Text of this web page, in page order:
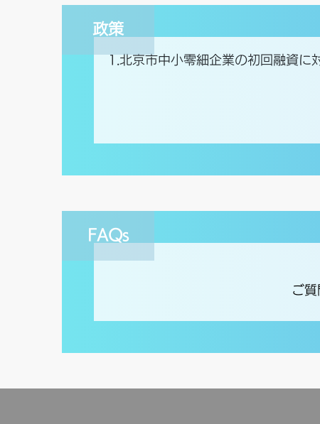
政策
1.北京市中小零細企業の初回融資
FAQs
ご